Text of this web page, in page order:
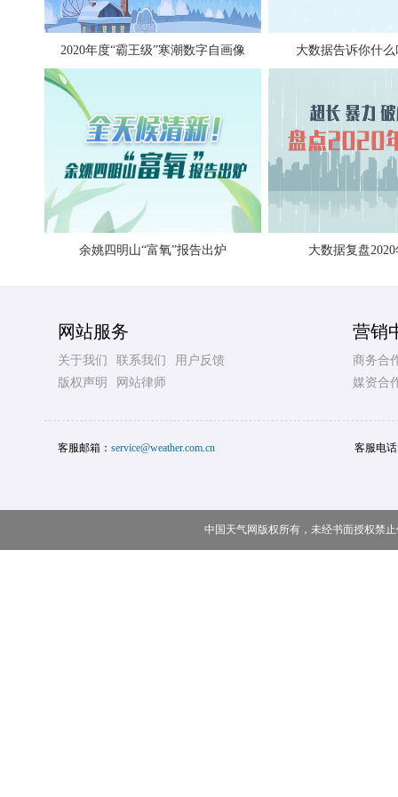
2020年度“霸王级”寒潮数字自画像 大数据告诉你什
余姚四明山“富氧”报告出炉 大数据复盘
网站服务
关于我们 联系我们
用户反馈
版权声明
网站律师
营销
商务合
媒资合
客服邮箱： service@weather.com.cn 客服电
中国天气网版权所有，未经书面授权